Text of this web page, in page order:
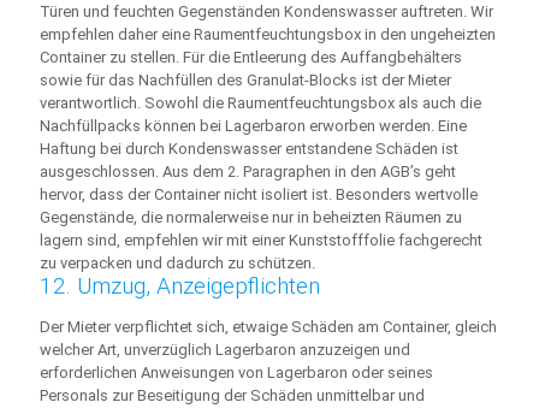
Türen und feuchten Gegenständen Kondenswasser auftreten. Wir
empfehlen daher eine Raumentfeuchtungsbox in den ungeheizten
Container zu stellen. Für die Entleerung des Auffangbehälters
sowie für das Nachfüllen des Granulat-Blocks ist der Mieter
verantwortlich. Sowohl die Raumentfeuchtungsbox als auch die
Nachfüllpacks können bei Lagerbaron erworben werden. Eine
Haftung bei durch Kondenswasser entstandene Schäden ist
ausgeschlossen. Aus dem 2. Paragraphen in den AGB’s geht
hervor, dass der Container nicht isoliert ist. Besonders wertvolle
Gegenstände, die normalerweise nur in beheizten Räumen zu
lagern sind, empfehlen wir mit einer Kunststofffolie fachgerecht
zu verpacken und dadurch zu schützen.
12. Umzug, Anzeigepflichten
Der Mieter verpflichtet sich, etwaige Schäden am Container, gleich
welcher Art, unverzüglich Lagerbaron anzuzeigen und
erforderlichen Anweisungen von Lagerbaron oder seines
Personals zur Beseitigung der Schäden unmittelbar und